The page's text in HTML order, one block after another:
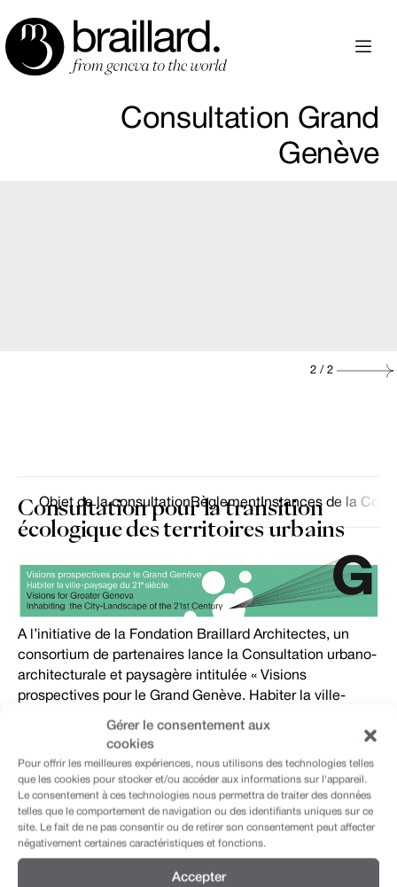
Gérer le consentement aux
cookies
Pour offrir les meilleures expériences, nous utilisons des technologies telles
que les cookies pour stocker et/ou accéder aux informations sur l'appareil.
Le consentement à ces technologies nous permettra de traiter des données
telles que le comportement de navigation ou des identifiants uniques sur ce
site. Le fait de ne pas consentir ou de retirer son consentement peut affecter
négativement certaines caractéristiques et fonctions.
Accepter
Consultation Grand
Genève
2 / 2
Objet de la consultation RèglementInstances de la
Consultation pour la transition
écologiquedes territoires urbains
A l’initiative de la Fondation Braillard Architectes, un
consortium de partenaires lance la Consultation urbano-
architecturale et paysagère intitulée « Visions
prospectives pour le Grand Genève. Habiter la ville-
paysage du 21e siècle ». Internationale et
interdisciplinaire, son ambition est de réunir des
éléments de connaissance et d’élaborer des scénarios
d’évolution par le projet pour l’agglomération franco-
valdo-genevoise à l’horizon 2050. Son caractère
s’appuie sur les trois piliers du développement durable, à
savoir l’environnement, le social et l’économie.Vous
trouverez sur ce site toutes les informations concernant
la démarche et toutes les instructions et documents à